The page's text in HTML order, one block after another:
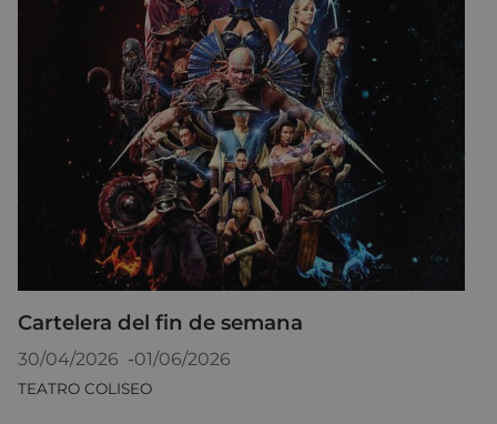
Cartelera del fin de semana
30/04/2026 -01/06/2026
TEATRO COLISEO